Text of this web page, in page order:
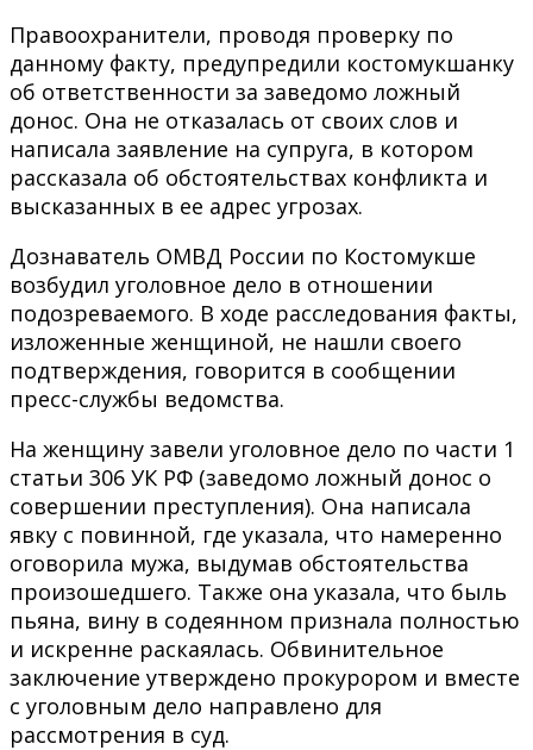
Правоохранители, проводя проверку по
данному факту, предупредили костомукшанку
об ответственности за заведомо ложный
донос. Она не отказалась от своих слов и
написала заявление на супруга, в котором
рассказала об обстоятельствах конфликта и
высказанных в ее адрес угрозах.
Дознаватель ОМВД России по Костомукше
возбудил уголовное дело в отношении
подозреваемого. В ходе расследования факты,
изложенные женщиной, не нашли своего
подтверждения, говорится в сообщении
пресс-службы ведомства.
На женщину завели уголовное дело по части 1
статьи 306 УК РФ (заведомо ложный донос о
совершении преступления). Она написала
явку с повинной, где указала, что намеренно
оговорила мужа, выдумав обстоятельства
произошедшего. Также она указала, что быль
пьяна, вину в содеянном признала полностью
и искренне раскаялась. Обвинительное
заключение утверждено прокурором и вместе
с уголовным дело направлено для
рассмотрения в суд.